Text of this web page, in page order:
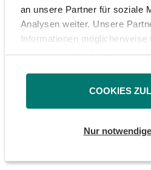
an unsere Partner für soziale
Analysen weiter. Unsere
Informationen möglicherweise
zusammen, die Sie ihnen
COOKIES
Nur
Archiv Pressemitteilungen